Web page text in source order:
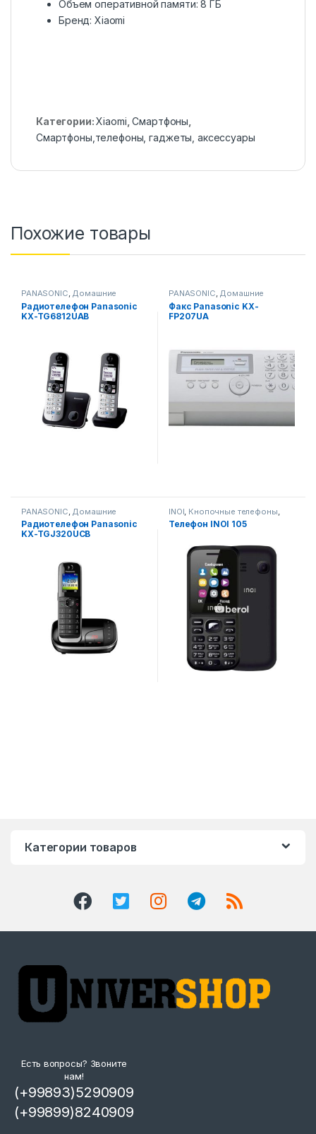
Объем оперативной памяти: 8 ГБ
Бренд: Xiaomi
Категории:Xiaomi ,Смартфоны
Смартфоны,телефоны, гаджеты, аксессуары
Похожие товары
PANASONIC, Домашние
телефоны
Смартфоны,телефоны,
гаджеты, аксессуары
Pадиотелефон Panasonic
KX-TG6812UAB
PANASONIC, Домашние
телефоны
Смартфоны,телефоны,
гаджеты, аксессуары
Факс Panasonic KX-
FP207UA
PANASONIC Домашние
телефоны
Смартфоны,телефоны,
гаджеты, аксессуары
Pадиотелефон Panasonic
KX-TGJ320UCB
INOI Кнопочные телефоны
Смартфоны,телефоны,
гаджеты, аксессуары
Телефон INOI 105
Категории товаров
Есть вопросы? Звоните
нам!
(+99893)5290909
(+99899)8240909